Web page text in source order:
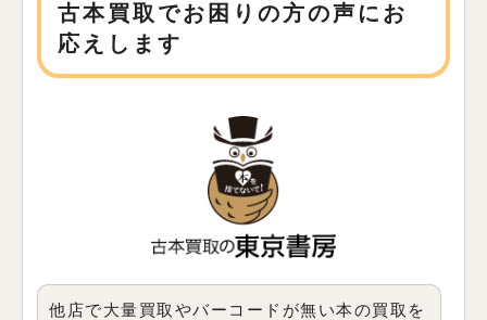
古本買取でお困りの方の声にお
応えします
他店で大量買取やバーコードが無い本の買取を